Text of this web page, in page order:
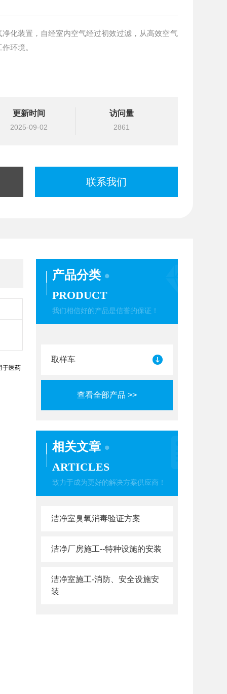
化装置，自经室内空气经过初效过滤，从高效空气
环境。
更新时间
2025-09-02
访问量
2861
联系我们
产品分类
PRODUCT
我们相信好的产品是信誉的保证！
取样车
查看全部产品 >>
相关文章
ARTICLES
致力于成为更好的解决方案供应商！
洁净室臭氧消毒验证方案
洁净厂房施工--特种设施的安装
洁净室施工-消防、安全设施安
装
于医药